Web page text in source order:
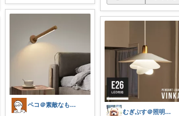
ペコ＠素敵なものを紹介しています
むぎぷす＠照明とインテリアと北欧食器